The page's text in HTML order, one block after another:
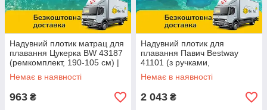
Надувний плотик матрац для
плавання Цукерка BW 43187
(ремкомплект, 190-105 см) |
Надувна платформа
Немає в наявності
963 ₴
Надувний плотик для
плавання Павич Bestway
41101 (з ручками,
ремкомплект, 198-164 см) |
Надувна платформа
Немає в наявності
2 043 ₴